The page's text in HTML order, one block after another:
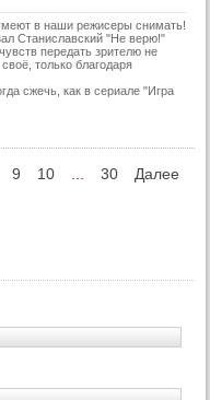
в наши режисеры снимать!
Станиславский "Не верю!"
передать зрителю не
только благодаря
сжечь, как в сериале "Игра
9 10 30 Далее